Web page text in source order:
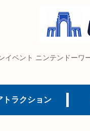
イベント ニンテンドーワ
トラクション